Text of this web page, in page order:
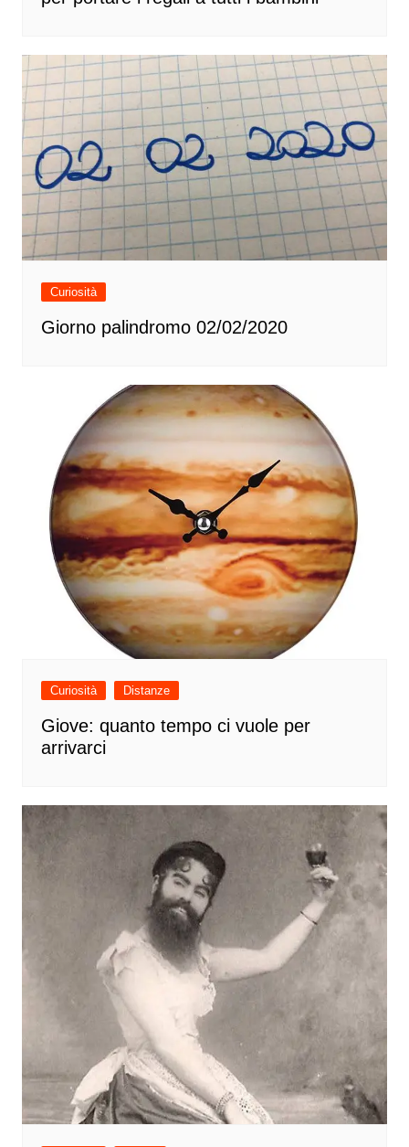
Curiosità
Giorno palindromo 02/02/2020
Curiosità Distanze
Giove: quanto tempo ci vuole per
arrivarci